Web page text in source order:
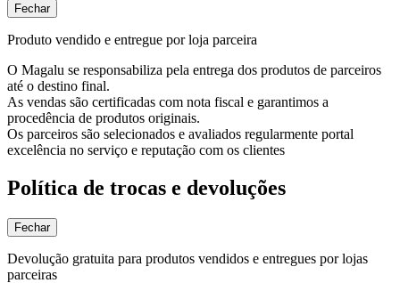
Fechar
Produto vendido e entregue por loja parceira
O Magalu se responsabiliza pela entrega dos produtos de parceiros
até o destino final.
As vendas são certificadas com nota fiscal e garantimos a
procedência de produtos originais.
Os parceiros são selecionados e avaliados regularmente portal
excelência no serviço e reputação com os clientes
Política de trocas e devoluções
Fechar
Devolução gratuita para produtos vendidos e entregues por lojas
parceiras